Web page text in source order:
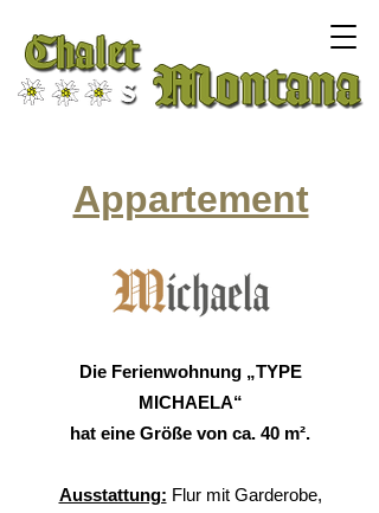
Appartement
Die Ferienwohnung „TYPE
MICHAELA“
hat eine Größe von ca. 40 m².
Ausstattung: Flur mit Garderobe,